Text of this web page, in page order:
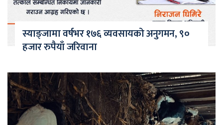
स्याङ्जामा वर्षभर १७६ व्यवसायको अनुगमन, ९०
हजार रुपैयाँ जरिवाना